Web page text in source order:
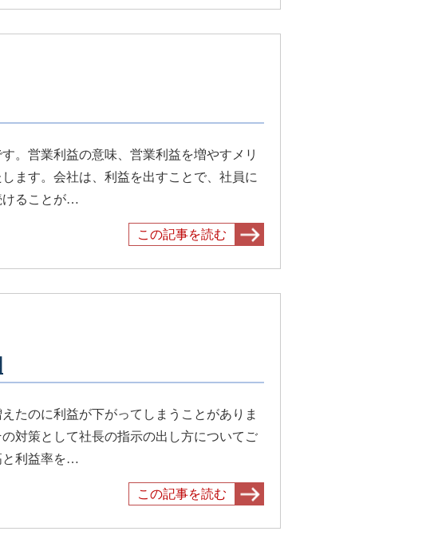
。営業利益の意味、営業利益を増やすメリ
ます。会社は、利益を出すことで、社員に
けることが…
この記事を読む
たのに利益が下がってしまうことがありま
対策として社長の指示の出し方についてご
と利益率を…
この記事を読む